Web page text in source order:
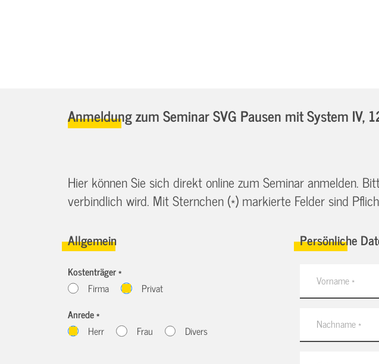
Anmeldung zum Seminar SVG Pausen mit System IV,
Hier können Sie sich direkt online zum Seminar anmelden.
verbindlich wird. Mit Sternchen (*) markierte Felder sind
Allgemein
Kostenträger *
Firma
Privat
Anrede *
Herr
Frau Divers
Persönliche